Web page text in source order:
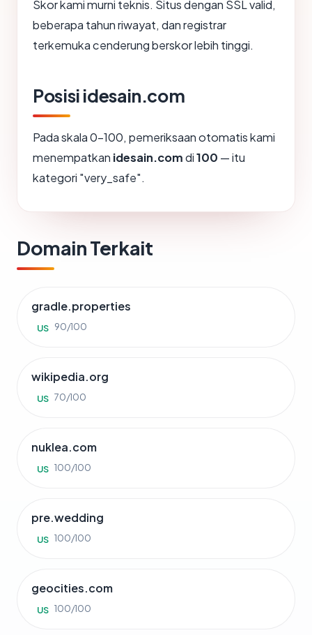
Skor kami murni teknis. Situs dengan SSL valid,
beberapa tahun riwayat, dan registrar
terkemuka cenderung berskor lebih tinggi.
Posisi idesain.com
Pada skala 0-100, pemeriksaan otomatis kami
menempatkan idesain.comdi100 — itu
kategori "very_safe".
Domain Terkait
gradle.properties
US 90/100
wikipedia.org
US 70/100
nuklea.com
US 100/100
pre.wedding
US 100/100
geocities.com
US 100/100